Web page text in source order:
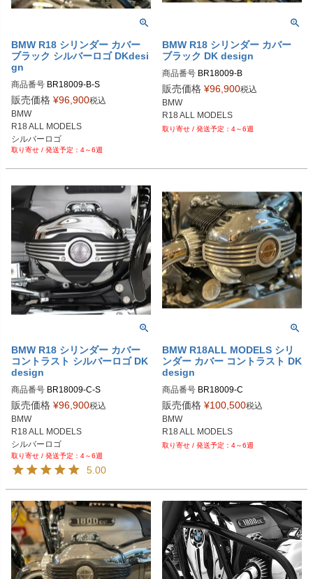
BMW R18 シリンダー カバー
ブラック シルバーロゴ DKdesi
gn
商品番号 BR18009-B-S
販売価格 ¥96,900税込
BMW
R18 ALL MODELS
シルバーロゴ
4～6週
BMW R18 シリンダー カバー
ブラック DK design
商品番号 BR18009-B
販売価格 ¥96,900税込
BMW
R18 ALL MODELS
4～6週
BMW R18 シリンダー カバー
コントラスト シルバーロゴ DK
design
商品番号 BR18009-C-S
販売価格 ¥96,900税込
BMW
R18 ALL MODELS
シルバーロゴ
4～6週
5.00
BMW R18ALL MODELS シリ
ンダー カバー コントラスト DK
design
商品番号 BR18009-C
販売価格 ¥100,500税込
BMW
R18 ALL MODELS
4～6週